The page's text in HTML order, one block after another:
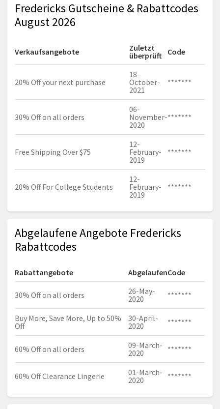
Fredericks Gutscheine & Rabattcodes
August 2026
Verkaufsangebote
Zuletzt
überprüft
Code
20% Off your next purchase
18-
October-
2021
*******
30% Off on all orders
06-
November-
2020
*******
Free Shipping Over $75
12-
February-
2019
*******
20% Off For College Students
12-
February-
2019
*******
Abgelaufene Angebote Fredericks
Rabattcodes
Rabattangebote AbgelaufenCode
30% Off on all orders
26-May-
2020
*******
Buy More, Save More, Up to 50%
Off
30-April-
2020
*******
60% Off on all orders
09-March-
2020
*******
60% Off Clearance Lingerie
01-March-
2020
*******